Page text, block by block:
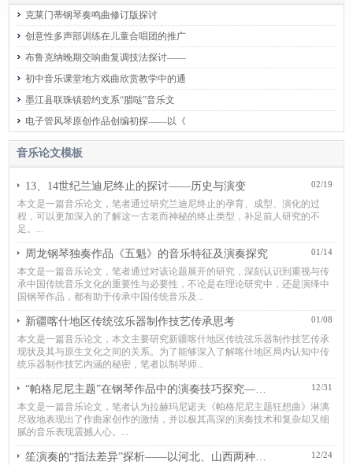
克莱门蒂钢琴奏鸣曲修订版探讨
创意性多声部训练在儿童合唱团的推广
布鲁克纳晚期交响曲复调技法探讨——
初中音乐课堂地方戏曲欣赏教学中的通
墨江县联珠镇碧约支系“腊哒”音乐文
电子管风琴原创作品创编初探——以《
音乐论文模板
13、14世纪兰迪尼终止的探讨——历史与演变 02/19
本文是一篇音乐论文，笔者通过研究兰迪尼终止的孕育、成型、演化的过
程，可以更加深入的了解这一古老而神秘的终止类型，补足前人研究的不
足。...
周龙钢琴独奏作品《五魁》的音乐特征及演奏探究 01/14
本文是一篇音乐论文，笔者通过对该论题展开的研究，深刻认识到重视与传
承中国传统⾳乐⽂化的重要性与必要性，不论是在理论研究中，还是演绎中
国钢琴作品，都有助于传承中国传统⾳乐及...
新疆喀什地区传统弦乐器制作技艺传承思考 01/08
本文是一篇音乐论文，本文主要研究新疆喀什地区传统弦乐器制作技艺传承
现状及其与原生文化之间的关系。为了能够深入了解喀什地区局内认知中传
统乐器制作技艺内涵的秘密，笔者以制琴师...
12/31
本文是一篇音乐论文，笔者认为拉赫玛尼诺夫《帕格尼尼主题狂想曲》淋漓
尽致地表现出了作曲家创作的激情，并以极其⾼深的演奏技术和复杂却⼜细
腻的⾳乐表现震撼⼈⼼。...
12/24